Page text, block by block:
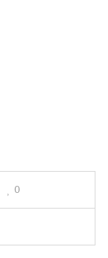
0